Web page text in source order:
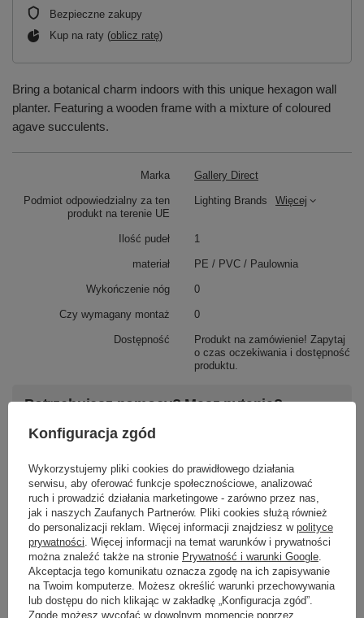
Bezpieczne zakupy
Kup na raty (oblicz ratę)
Bring a botanical charm indoors with this unique hexagon wall
planter. Featuring a wooden frame with a mixture of coloured
agave succulents.
Marka Gallery Direct
Podmiot odpowiedzialny za ten
produkt na terenie UE
Lighting Brands Więcej
Ilość pudeł 1
materiał PE / PVC / Paulownia
Wykończenie nóg 0
Czy wymagany montaż 0
Dostępność
Produkt na zamówienie! Zapytaj
o czas oczekiwania i dostępność
produktu.
Potrzebujesz pomocy? Masz pytania?
Zadaj pytanie a my odpowiemy niezwłocznie,
najciekawsze pytania i odpowiedzi publikując
Napisz swoją opinię
Twoja ocena:
5/5
Konfiguracja zgód
Wykorzystujemy pliki cookies do prawidłowego działania
serwisu, aby oferować funkcje społecznościowe, analizować
ruch i prowadzić działania marketingowe - zarówno przez nas,
jak i naszych Zaufanych Partnerów. Pliki cookies służą również
do personalizacji reklam. Więcej informacji znajdziesz w polityce
prywatności . Więcej informacji na temat warunków i prywatności
można znaleźć także na stronie Prywatność i warunki Google
Akceptacja tego komunikatu oznacza zgodę na ich zapisywanie
na Twoim komputerze. Możesz określić warunki przechowywania
lub dostępu do nich klikając w zakładkę „Konfiguracja zgód”.
Zgodę możesz wycofać w dowolnym momencie poprzez